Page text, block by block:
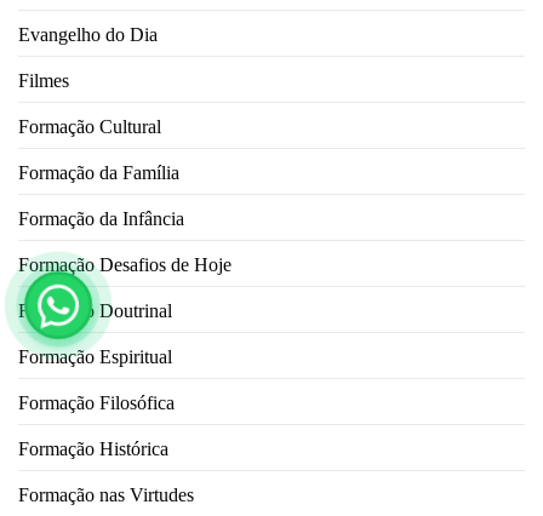
Evangelho do Dia
Filmes
Formação Cultural
Formação da Família
Formação da Infância
Formação Desafios de Hoje
Formação Doutrinal
Formação Espiritual
Formação Filosófica
Formação Histórica
Formação nas Virtudes